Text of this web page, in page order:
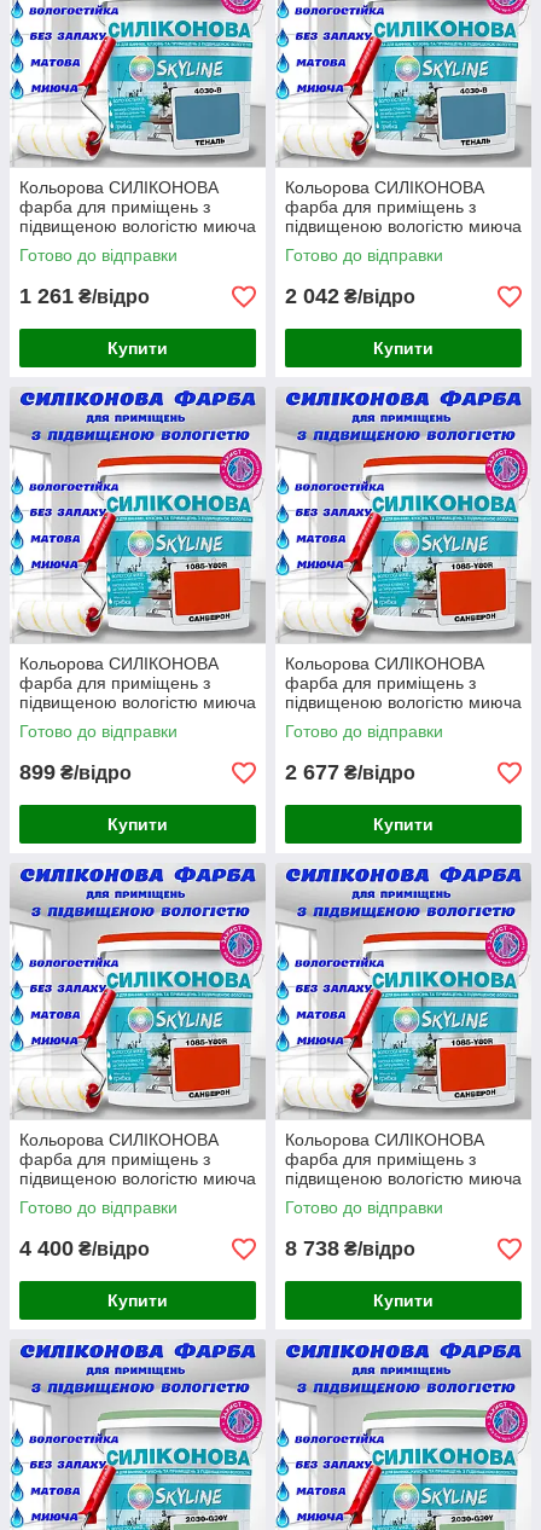
Кольорова СИЛІКОНОВА
фарба для приміщень з
підвищеною вологістю миюча
протигрибкова матова емаль
SkyLine Теналь 3 л
Готово до відправки
1 261 ₴/відро
Купити
Кольорова СИЛІКОНОВА
фарба для приміщень з
підвищеною вологістю миюча
протигрибкова матова емаль
SkyLine Теналь 5 л
Готово до відправки
2 042 ₴/відро
Купити
Кольорова СИЛІКОНОВА
фарба для приміщень з
підвищеною вологістю миюча
протигрибкова матова емаль
SkyLine Санверон 1 л
Готово до відправки
899 ₴/відро
Купити
Кольорова СИЛІКОНОВА
фарба для приміщень з
підвищеною вологістю миюча
протигрибкова матова емаль
SkyLine Санверон 3 л
Готово до відправки
2 677 ₴/відро
Купити
Кольорова СИЛІКОНОВА
фарба для приміщень з
підвищеною вологістю миюча
протигрибкова матова емаль
SkyLine Санверон 5 л
Готово до відправки
4 400 ₴/відро
Купити
Кольорова СИЛІКОНОВА
фарба для приміщень з
підвищеною вологістю миюча
протигрибкова матова емаль
SkyLine Санверон 10 л
Готово до відправки
8 738 ₴/відро
Купити